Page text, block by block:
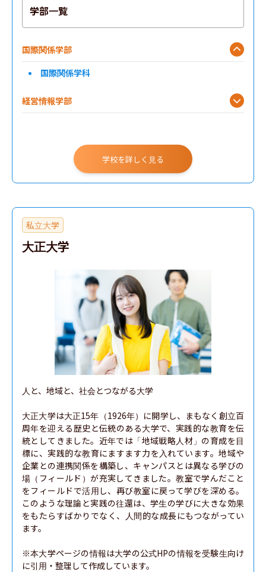
学部一覧
国際関係学部
国際関係学科
経営情報学部
学校を詳しく見る
私立大学
大正大学
人と、地域と、社会とつながる大学
大正大学は大正15年（1926年）に開学し、まもなく創立百
周年を迎える歴史と伝統のある大学で、実践的な教育を伝
統としてきました。近年では「地域戦略人材」の育成を目
標に、実践的な教育にますます力を入れています。地域や
企業との連携関係を構築し、キャンパスとは異なる学びの
場（フィールド）が充実してきました。教室で学んだこと
をフィールドで活用し、再び教室に戻って学びを深める。
このような理論と実践の往還は、学生の学びに大きな効果
をもたらすばかりでなく、人間的な成長にもつながってい
ます。
※本大学ページの情報は大学の公式HPの情報を受験生向け
に引用・整理して作成しています。